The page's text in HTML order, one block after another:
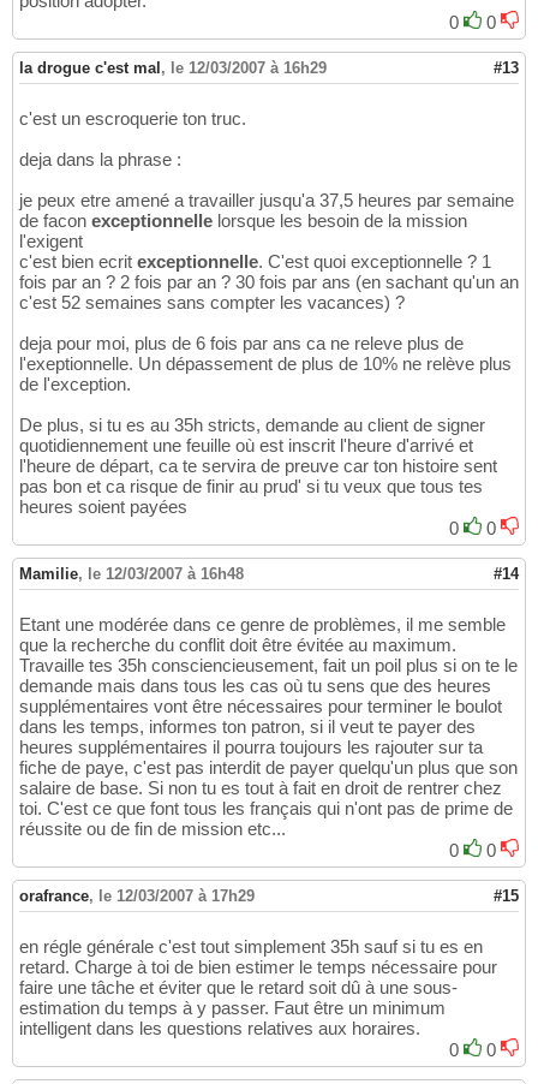
0
0
la drogue c'est mal , le 12/03/2007 à 16h29 #13
c'est un escroquerie ton truc.
deja dans la phrase :
je peux etre amené a travailler jusqu'a 37,5 heures par semaine
de facon exceptionnelle lorsque les besoin de la mission
l'exigent
c'est bien ecrit exceptionnelle. C'est quoi exceptionnelle ? 1
fois par an ? 2 fois par an ? 30 fois par ans (en sachant qu'un an
c'est 52 semaines sans compter les vacances) ?
deja pour moi, plus de 6 fois par ans ca ne releve plus de
l'exeptionnelle. Un dépassement de plus de 10% ne relève plus
de l'exception.
De plus, si tu es au 35h stricts, demande au client de signer
quotidiennement une feuille où est inscrit l'heure d'arrivé et
l'heure de départ, ca te servira de preuve car ton histoire sent
pas bon et ca risque de finir au prud' si tu veux que tous tes
heures soient payées
0
0
Mamilie, le 12/03/2007 à 16h48 #14
Etant une modérée dans ce genre de problèmes, il me semble
que la recherche du conflit doit être évitée au maximum.
Travaille tes 35h consciencieusement, fait un poil plus si on te le
demande mais dans tous les cas où tu sens que des heures
supplémentaires vont être nécessaires pour terminer le boulot
dans les temps, informes ton patron, si il veut te payer des
heures supplémentaires il pourra toujours les rajouter sur ta
fiche de paye, c'est pas interdit de payer quelqu'un plus que son
salaire de base. Si non tu es tout à fait en droit de rentrer chez
toi. C'est ce que font tous les français qui n'ont pas de prime de
réussite ou de fin de mission etc...
0
0
orafrance, le 12/03/2007 à 17h29 #15
en régle générale c'est tout simplement 35h sauf si tu es en
retard. Charge à toi de bien estimer le temps nécessaire pour
faire une tâche et éviter que le retard soit dû à une sous-
estimation du temps à y passer. Faut être un minimum
intelligent dans les questions relatives aux horaires.
0
0